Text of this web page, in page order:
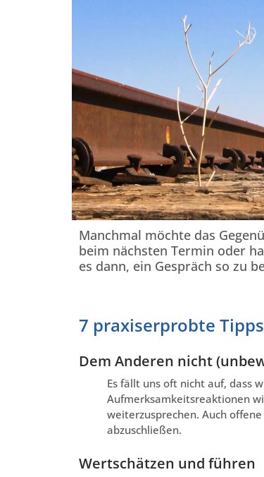
Manchmal möchte das
beim nächsten Termin oder
es dann, ein Gespräch so zu
7 praxiserprobte
Dem Anderen nicht
Es fällt uns oft nicht auf, dass
Aufmerksamkeitsreaktionen
weiterzusprechen. Auch offene
abzuschließen.
Wertschätzen und führen